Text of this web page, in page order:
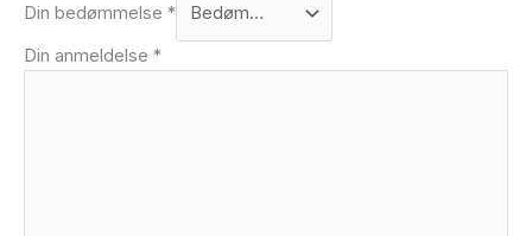
Din bedømmelse *
Din anmeldelse *